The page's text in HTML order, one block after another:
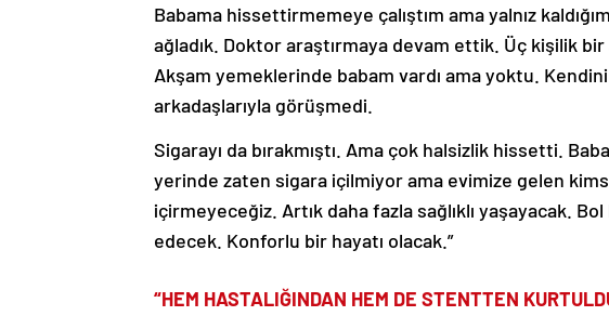
Babama hissettirmemeye çalıştım ama yalnız
ağladık. Doktor araştırmaya devam ettik. Üç kişilik
Akşam yemeklerinde babam vardı ama yoktu.
arkadaşlarıyla görüşmedi.
Sigarayı da bırakmıştı. Ama çok halsizlik hissetti.
yerinde zaten sigara içilmiyor ama evimize gelen
içirmeyeceğiz. Artık daha fazla sağlıklı yaşayacak.
edecek. Konforlu bir hayatı olacak.”
“HEM HASTALIĞINDAN HEM DE STENTTEN